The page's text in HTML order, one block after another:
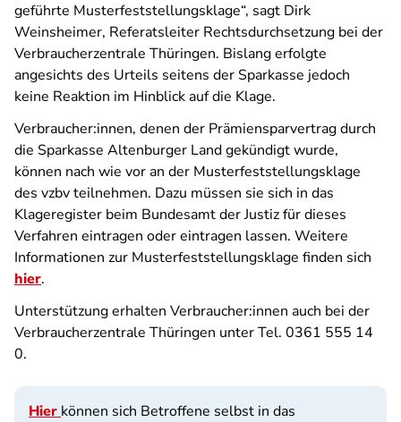
geführte Musterfeststellungsklage“, sagt Dirk
Weinsheimer, Referatsleiter Rechtsdurchsetzung bei der
Verbraucherzentrale Thüringen. Bislang erfolgte
angesichts des Urteils seitens der Sparkasse jedoch
keine Reaktion im Hinblick auf die Klage.
Verbraucher:innen, denen der Prämiensparvertrag durch
die Sparkasse Altenburger Land gekündigt wurde,
können nach wie vor an der Musterfeststellungsklage
des vzbv teilnehmen. Dazu müssen sie sich in das
Klageregister beim Bundesamt der Justiz für dieses
Verfahren eintragen oder eintragen lassen. Weitere
Informationen zur Musterfeststellungsklage finden sich
hier.
Unterstützung erhalten Verbraucher:innen auch bei der
Verbraucherzentrale Thüringen unter Tel. 0361 555 14
0.
Hier können sich Betroffene selbst in das